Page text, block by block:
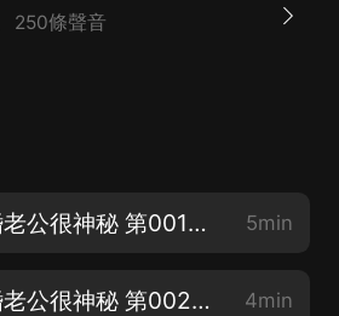
250條聲音
甜妻妖嬈：閃婚老公很神秘 第001集 好痛 5min
甜妻妖嬈：閃婚老公很神秘 第002集 不怕你 4min